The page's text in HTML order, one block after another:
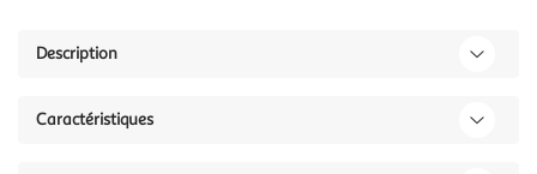
Description
Caractéristiques